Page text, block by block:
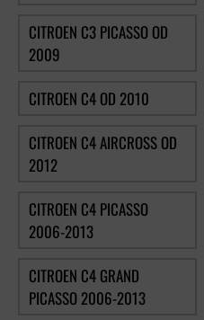
CITROEN C3 PICASSO OD
2009
CITROEN C4 OD 2010
CITROEN C4 AIRCROSS OD
2012
CITROEN C4 PICASSO
2006-2013
CITROEN C4 GRAND
PICASSO 2006-2013